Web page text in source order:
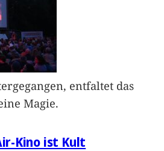
entfaltet das
Magie.
Kino ist Kult